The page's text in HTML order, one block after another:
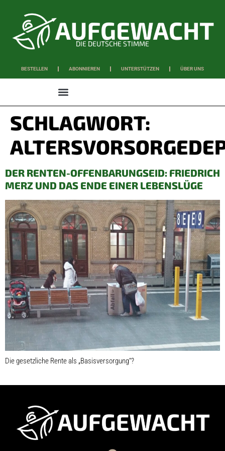
DIE DEUTSCHE STIMME
BESTELLEN ABONNIEREN UNTERSTÜTZEN ÜBER UNS
SCHLAGWORT:
DER RENTEN-OFFENBARUNGSEID: FRIEDRICH
MERZ UND DAS ENDE EINER LEBENSLÜGE
Die gesetzliche Rente als „Basisversorgung“?